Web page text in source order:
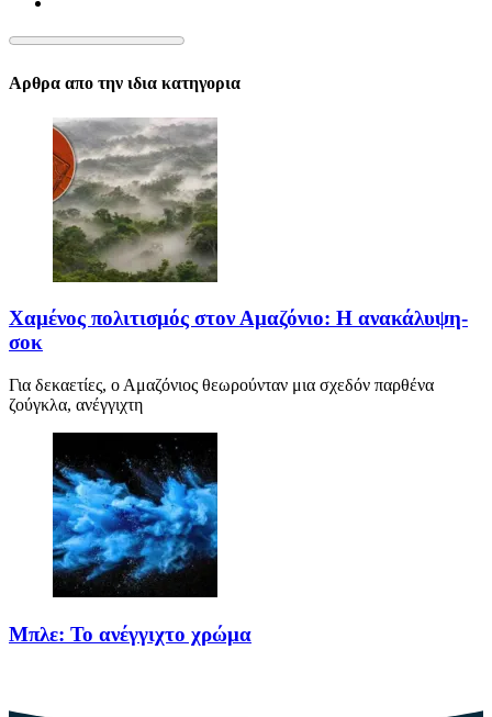
Αρθρα απο την ιδια κατηγορια
Χαμένος πολιτισμός στον Αμαζόνιο: Η ανακάλυψη-
σοκ
Για δεκαετίες, ο Αμαζόνιος θεωρούνταν μια σχεδόν παρθένα
ζούγκλα, ανέγγιχτη
Μπλε: Το ανέγγιχτο χρώμα